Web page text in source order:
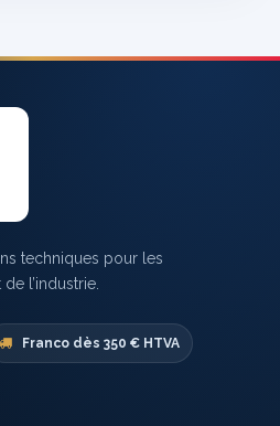
techniques pour les
l’industrie.
Franco dès 350 € HTVA